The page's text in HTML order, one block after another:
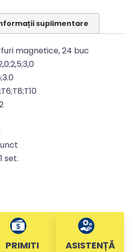
suplimentare
magnetice, 24 buc
set.
PRIMITI
ASISTENȚĂ